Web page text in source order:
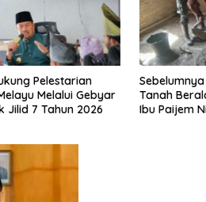
Berlantaikan
Tikar, Kini
Nikmati Lantai
Jumat
Puluh,
Salurkan